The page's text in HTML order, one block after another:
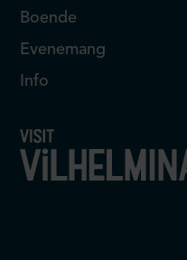
Boende
Evenemang
Info